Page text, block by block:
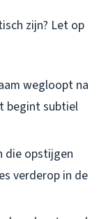
zijn? Let op
wegloopt na
begint subtiel
die opstijgen
verderop in de